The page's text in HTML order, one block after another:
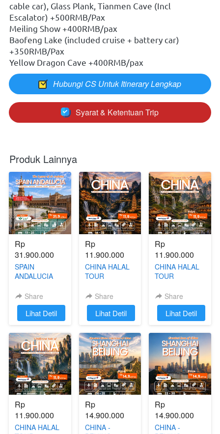
cable car), Glass Plank, Tianmen Cave (Incl
Escalator) +500RMB/Pax
Meiling Show +400RMB/pax
Baofeng Lake (included cruise + battery car)
+350RMB/Pax
Yellow Dragon Cave +400RMB/pax
` Hubungi CS Untuk Itinerary Lengkap
` Syarat & Ketentuan Trip
Produk Lainnya
Rp
31.900.000
SPAIN
ANDALUCIA
- 22 JANUARY
2027
Share
`Lihat Detil
Rp
11.900.000
CHINA HALAL
TOUR
CHONGQING -
FENGHUANG -
ZHANGJIAJIE)
14 - 22
JANUARI 2027
Share
`Lihat Detil
Rp
11.900.000
CHINA HALAL
TOUR
FENGHUANG -
ZHANGJIAJIE)
23 - 31
JANUARI 2027
Share
`Lihat Detil
Rp
11.900.000
CHINA HALAL
Rp
14.900.000
CHINA -
Rp
14.900.000
CHINA -